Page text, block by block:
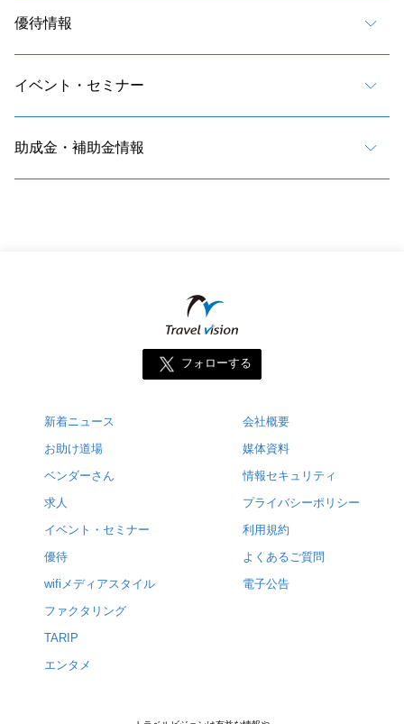
優待情報
イベント・セミナー
助成金・補助金情報
フォローする
新着ニュース
お助け道場
ベンダーさん
求人
イベント・セミナー
優待
wifiメディアスタイル
ファクタリング
TARIP
エンタメ
会社概要
媒体資料
情報セキュリティ
プライバシーポリシー
利用規約
よくあるご質問
電子公告